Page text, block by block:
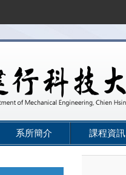
系所簡介 課程資訊